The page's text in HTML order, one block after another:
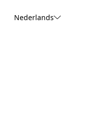
Nederlands